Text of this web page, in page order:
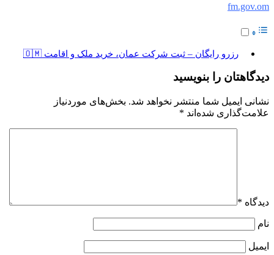
fm.gov.om
رزرو رایگان – ثبت شرکت عمان، خرید ملک و اقامت 🇴🇲
دیدگاهتان را بنویسید
نشانی ایمیل شما منتشر نخواهد شد. بخش‌های موردنیاز
علامت‌گذاری شده‌اند *
دیدگاه *
نام
ایمیل